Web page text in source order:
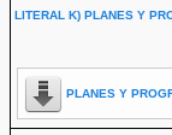
LITERAL K) PLANES Y
PLANES Y